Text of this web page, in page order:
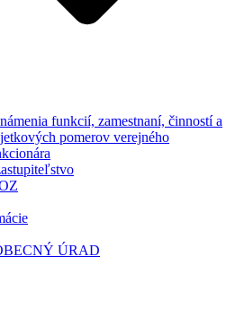
funkcií, zamestnaní, činností a
pomerov verejného
ÚRAD